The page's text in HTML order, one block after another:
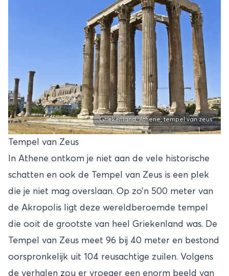
Griekenland, Athene, tempel van zeus
Tempel van Zeus
In Athene ontkom je niet aan de vele historische
schatten en ook de Tempel van Zeus is een plek
die je niet mag overslaan. Op zo’n 500 meter van
de Akropolis ligt deze wereldberoemde tempel
die ooit de grootste van heel Griekenland was. De
Tempel van Zeus meet 96 bij 40 meter en bestond
oorspronkelijk uit 104 reusachtige zuilen. Volgens
de verhalen zou er vroeger een enorm beeld van